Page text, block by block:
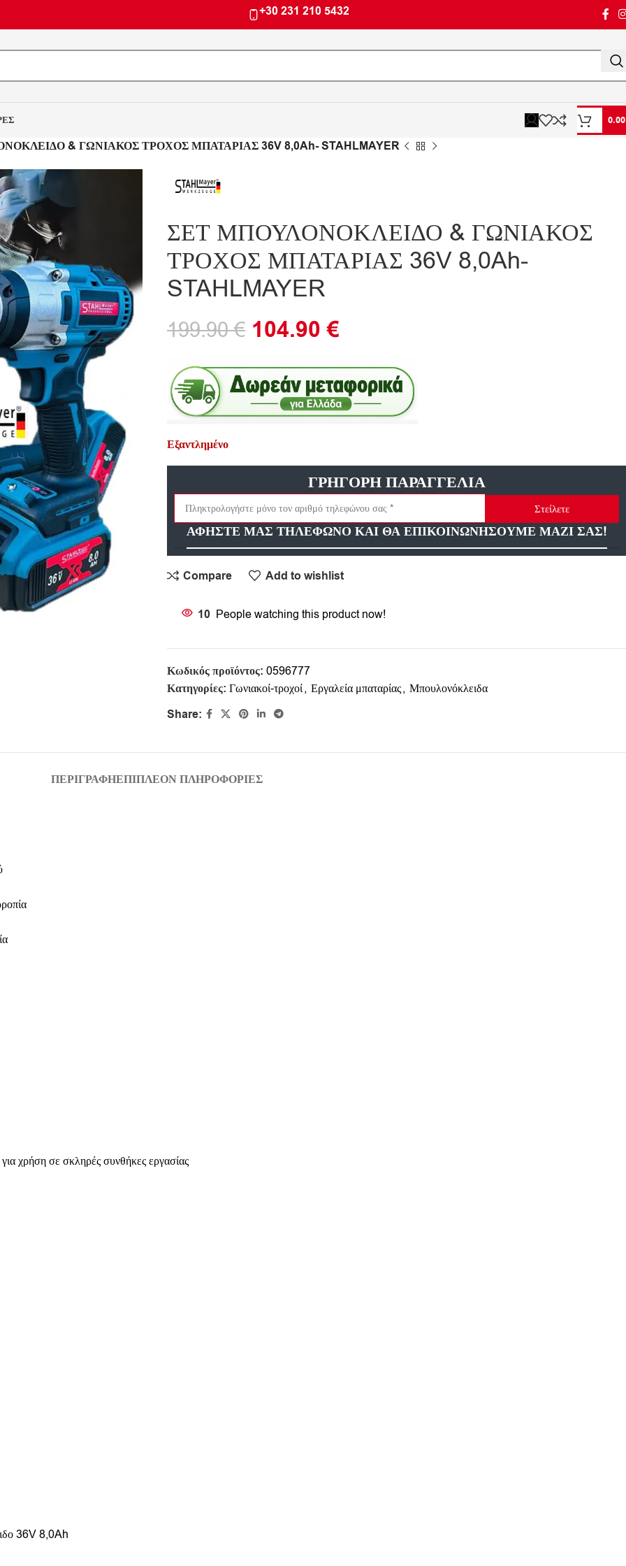
+30 231 210 5432
& ΓΩΝΙΑΚΟΣ ΤΡΟΧΟΣ ΜΠΑΤΑΡΙΑΣ 36V 8,0Ah- STAHLMAYER
ΣΕΤ ΜΠΟΥΛΟΝΟΚΛΕΙΔΟ & ΓΩΝΙΑΚΟΣ
ΤΡΟΧΟΣ ΜΠΑΤΑΡΙΑΣ 36V 8,0Ah-
STAHLMAYER
199.90€ 104.90€
Εξαντλημένο
ΓΡΗΓΟΡΗ ΠΑΡΑΓΓΕΛΙΑ
Στείλετε
ΑΦΗΣΤΕ ΜΑΣ ΤΗΛΕΦΩΝΟ ΚΑΙ ΘΑ ΕΠΙΚΟΙΝΩΝΗΣΟΥΜΕ ΜΑΖΙ ΣΑΣ!
Compare Add to wishlist
10 People watching this product now!
Κωδικός προϊόντος: 0596777
Κατηγορίες: Γωνιακοί-τροχοί, Εργαλεία μπαταρίας, Μπουλονόκλειδα
Share:
ΠΕΡΙΓΡΑΦΉΕΠΙΠΛΈΟΝ ΠΛΗΡΟΦΟΡΊΕΣ
χρήση σε σκληρές συνθήκες εργασίας
36V 8,0Ah